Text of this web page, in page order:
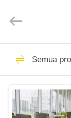
RUMAH
PRODUK
TAMPILAN
Rights
by
Semua